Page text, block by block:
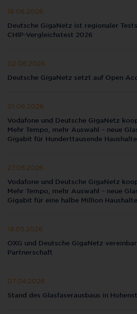
18.06.2026
Deutsche GigaNetz ist regionaler
CHIP-Vergleichstest 2026
02.06.2026
Deutsche GigaNetz setzt auf Open
01.06.2026
Vodafone und Deutsche GigaNetz
Mehr Tempo, mehr Auswahl – neue
Gigabit für Hunderttausende
27.05.2026
Vodafone und Deutsche GigaNetz
Mehr Tempo, mehr Auswahl – neue
Gigabit für eine halbe Million Haushalte
19.05.2026
OXG und Deutsche GigaNetz
Partnerschaft
07.04.2026
Stand des Glasfaserausbaus in